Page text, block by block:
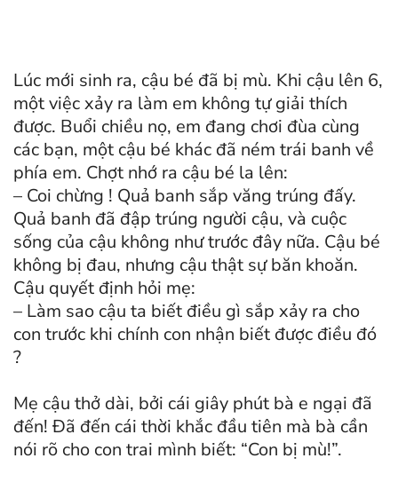
Lúc mới sinh ra, cậu bé đã bị mù. Khi cậu lên 6,
một việc xảy ra làm em không tự giải thích
được. Buổi chiều nọ, em đang chơi đùa cùng
các bạn, một cậu bé khác đã ném trái banh về
phía em. Chợt nhớ ra cậu bé la lên:
– Coi chừng ! Quả banh sắp văng trúng đấy.
Quả banh đã đập trúng người cậu, và cuộc
sống của cậu không như trước đây nữa. Cậu bé
không bị đau, nhưng cậu thật sự băn khoăn.
Cậu quyết định hỏi mẹ:
– Làm sao cậu ta biết điều gì sắp xảy ra cho
con trước khi chính con nhận biết được điều đó
?
Mẹ cậu thở dài, bởi cái giây phút bà e ngại đã
đến! Đã đến cái thời khắc đầu tiên mà bà cần
nói rõ cho con trai mình biết: “Con bị mù!”.